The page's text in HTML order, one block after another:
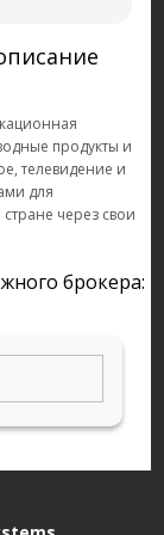
продукты и
телевидение и
для
через свои
брокера: